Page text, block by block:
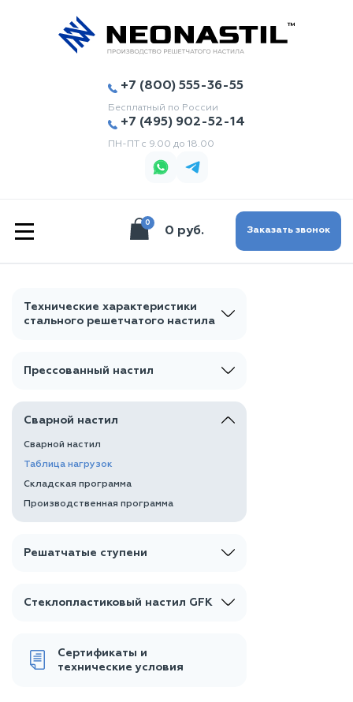
+7 (800) 555-36-55
Бесплатный по России
+7 (495) 902-52-14
ПН-ПТ с 9.00 до 18.00
||| 0
0 руб. Заказать звонок
Технические характеристики
стального решетчатого настила
Прессованный настил
Сварной настил
Сварной настил
Таблица нагрузок
Складская программа
Производственная программа
Решатчатые ступени
Стеклопластиковый настил GFK
Сертификаты и
технические условия